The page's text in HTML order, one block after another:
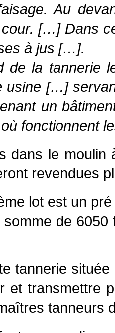
Au
[…] Dans
à jus […].
de la tannerie
usine […]
un
fonctionnent
dans le moulin
revendues
lot est un
de 6050
tannerie située
et transmettre
tanneurs